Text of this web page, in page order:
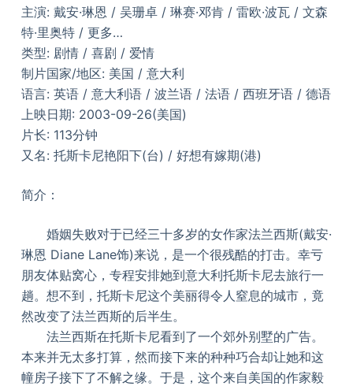
主演: 戴安·琳恩 / 吴珊卓 / 琳赛·邓肯 / 雷欧·波瓦 / 文森
特·里奥特 / 更多…
类型: 剧情 / 喜剧 / 爱情
制片国家/地区: 美国 / 意大利
语言: 英语 / 意大利语 / 波兰语 / 法语 / 西班牙语 / 德语
上映日期: 2003-09-26(美国)
片长: 113分钟
又名: 托斯卡尼艳阳下(台) / 好想有嫁期(港)
简介：
婚姻失败对于已经三十多岁的女作家法兰西斯(戴安·
琳恩 Diane Lane饰)来说，是一个很残酷的打击。幸亏
朋友体贴窝心，专程安排她到意大利托斯卡尼去旅行一
趟。想不到，托斯卡尼这个美丽得令人窒息的城市，竟
然改变了法兰西斯的后半生。
法兰西斯在托斯卡尼看到了一个郊外别墅的广告。
本来并无太多打算，然而接下来的种种巧合却让她和这
幢房子接下了不解之缘。于是，这个来自美国的作家毅